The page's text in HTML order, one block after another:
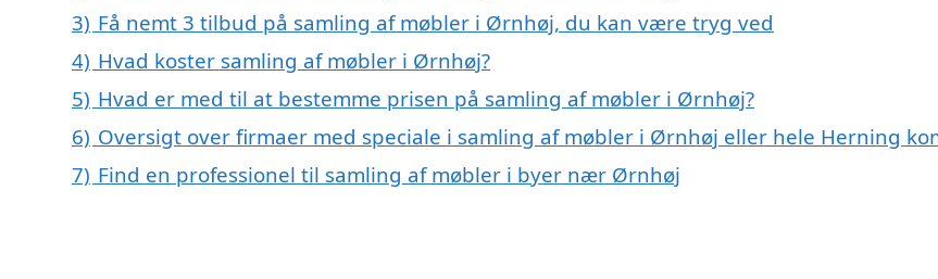
3) Få nemt 3 tilbud på samling af møbler i Ørnhøj, du kan være tryg ved
4) Hvad koster samling af møbler i Ørnhøj?
5) Hvad er med til at bestemme prisen på samling af møbler i Ørnhøj?
6) Oversigt over firmaer med speciale i samling af møbler i Ørnhøj eller hele Herning
7) Find en professionel til samling af møbler i byer nær Ørnhøj